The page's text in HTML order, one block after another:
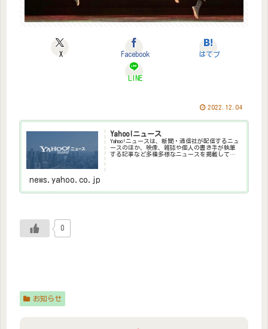
X Facebook はてブ
LINE
2022.12.04
Yahoo!ニュース
Yahoo!ニュースは、新聞・通信社が配信するニュ
ースのほか、映像、雑誌や個人の書き手が執筆
する記事など多種多様なニュースを掲載してい
news.yahoo.co.jp
0
お知らせ